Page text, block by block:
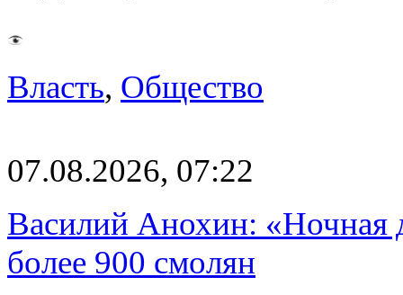
Власть, Общество
07.08.2026, 07:22
Василий Анохин: «Ночная
более 900 смолян